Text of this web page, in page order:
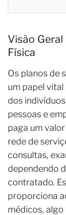
Visão Geral
Física
Os planos de
um papel
dos
pessoas e
paga um
rede de
consultas,
dependendo
contratado.
proporciona
médicos,